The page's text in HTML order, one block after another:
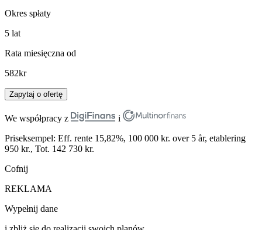
Okres spłaty
5 lat
Rata miesięczna od
582kr
Zapytaj o ofertę
We współpracy z
i
Priseksempel: Eff. rente 15,82%, 100 000 kr. over 5 år, etablering
950 kr., Tot. 142 730 kr.
Cofnij
REKLAMA
Wypełnij dane